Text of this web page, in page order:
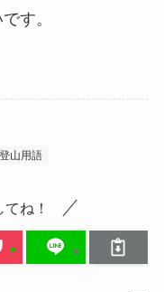
す。
登山用語
ね！